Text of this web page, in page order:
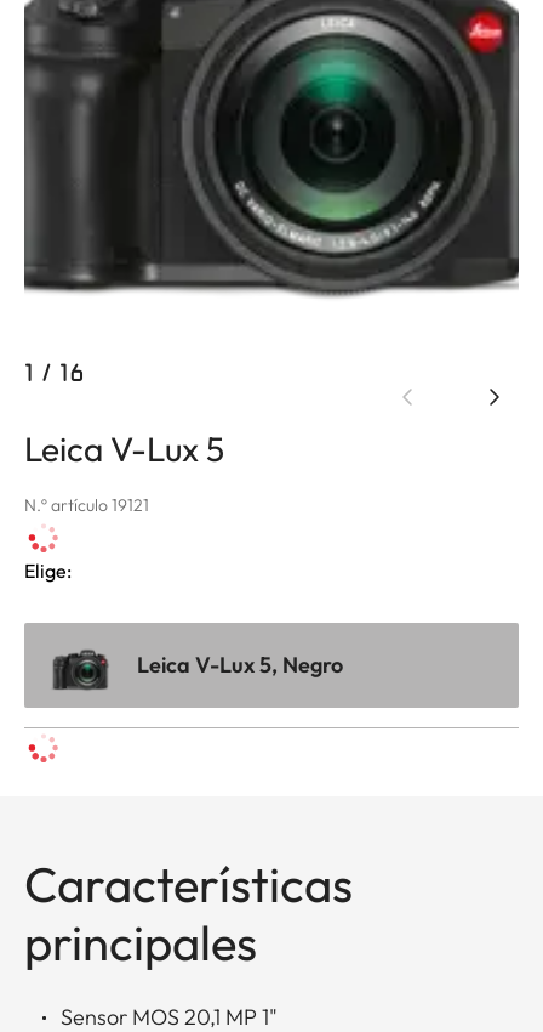
1 / 16
Leica V-Lux 5
N.º artículo 19121
Elige:
Leica V-Lux 5, Negro
Características
principales
Sensor MOS 20,1 MP 1"